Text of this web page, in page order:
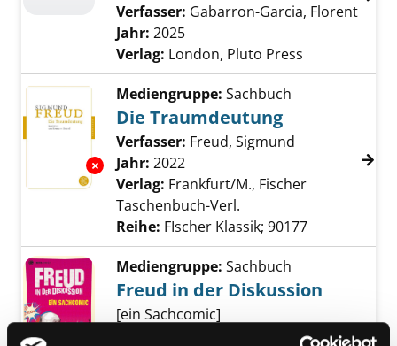
Verfasser: Gabarron-Garcia, Florent
Jahr: 2025
Verlag: London, Pluto Press
Exemplar-Details von Die Traumdeutung
Mediengruppe: Sachbuch
Die Traumdeutung
Verfasser: Freud, Sigmund
Jahr: 2022
Verlag: Frankfurt/M., Fischer
Taschenbuch-Verl.
Reihe: FIscher Klassik; 90177
Exemplar-Details von Freud in der
Mediengruppe: Sachbuch
Freud in der Diskussion
[ein Sachcomic]
Suche nach